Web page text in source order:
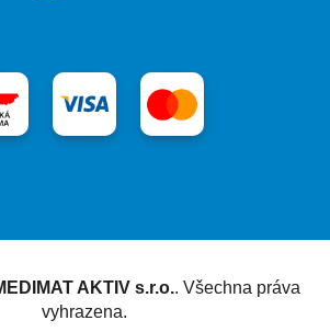
AKTIV s.r.o.. Všechna práva
vyhrazena.